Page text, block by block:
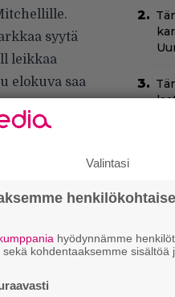
syytä
leikkaa
elokuva saa
–
Valintasi
hyödynnämme
kohdentaaksemme sisältöä